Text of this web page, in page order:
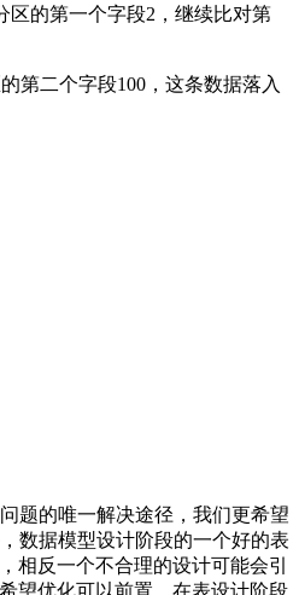
区的第一个字段2，继续比对第
第二个字段100，这条数据落入
题的唯一解决途径，我们更希望
数据模型设计阶段的一个好的表
相反一个不合理的设计可能会引
望优化可以前置，在表设计阶段